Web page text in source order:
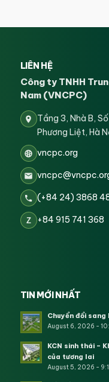
LIÊN HỆ
Công ty TNHH
Nam (VNCPC)
Tầng 3, Nhà B,
Phương Liệt, Hà
vncpc.org
(+84 24) 3868
Z +84 915 741 368
TIN MỚI NHẤT
Chuyển đổi sang
August 6, 2026 -
KCN sinh thái –
của tương lai
August 5, 2026 -